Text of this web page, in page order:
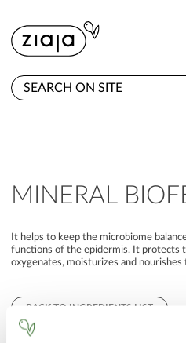
CONTACT
MINERAL
It helps to keep the microbiome
functions of the epidermis. It protects
oxygenates, moisturizes and nourishes
BACK TO INGREDIENTS LIST